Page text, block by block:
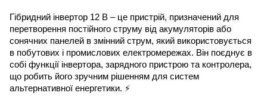
Гібридний інвертор 12 В – це пристрій, призначений для
перетворення постійного струму від акумуляторів або
сонячних панелей в змінний струм, який використовується
в побутових і промислових електромережах. Він поєднує в
собі функції інвертора, зарядного пристрою та контролера,
що робить його зручним рішенням для систем
альтернативної енергетики. ⚡